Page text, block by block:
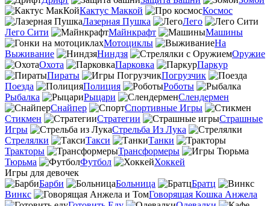
Кактус Маккой
Космос
Лазерная Пушка
Лего
Лего Сити
Майнкрафт
Машины
Мотоциклы
На
Выживание
Ниндзя
Оружие
Охота
Парковка
Паркур
Пираты
Погрузчик
Поезда
Полиция
Роботы
Рыбалка
Рыцари
Слендермен
Снайпер
Спортивные Игры
Стикмен
Стратегии
Страшные
Игры
Стрельба Из Лука
Стрелялки
Такси
Танки
Тракторы
Трансформеры
Тюрьма
Футбол
Хоккей
Игры для девочек
Барби
Больница
Братц
Винкс
Говорящая Кошка Анжела